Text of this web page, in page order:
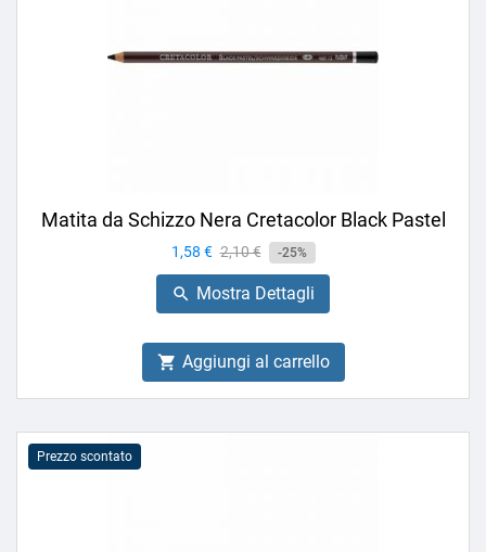
Matita da Schizzo Nera Cretacolor Black Pastel
Prezzo
1,58 € Prezzo
base
2,10 € -25%
 Mostra Dettagli
 Aggiungi al carrello
Prezzo scontato